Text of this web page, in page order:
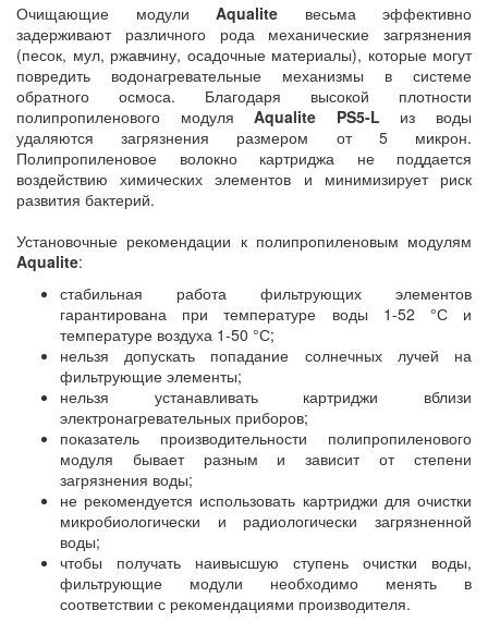
Очищающие модули Aqualite весьма эффективно
задерживают различного рода механические загрязнения
(песок, мул, ржавчину, осадочные материалы), которые могут
повредить водонагревательные механизмы в системе
обратного осмоса. Благодаря высокой плотности
полипропиленового модуляAqualite PS5-L из воды
удаляются загрязнения размером от 5 микрон.
Полипропиленовое волокно картриджа не поддается
воздействию химических элементов и минимизирует риск
развития бактерий.
Установочные рекомендации к полипропиленовым модулям
Aqualite:
стабильная работа фильтрующих элементов
гарантирована при температуре воды 1-52 °С и
температуре воздуха 1-50 °С;
нельзя допускать попадание солнечных лучей на
фильтрующие элементы;
нельзя устанавливать картриджи вблизи
электронагревательных приборов;
показатель производительности полипропиленового
модуля бывает разным и зависит от степени
загрязнения воды;
не рекомендуется использовать картриджи для очистки
микробиологически и радиологически загрязненной
воды;
чтобы получать наивысшую ступень очистки воды,
фильтрующие модули необходимо менять в
соответствии с рекомендациями производителя.